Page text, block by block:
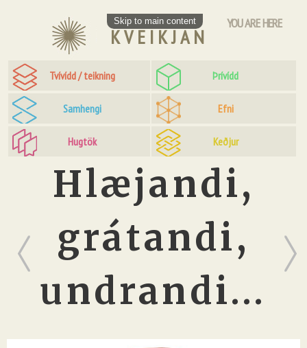
Skip to main content
KVEIKJAN
Tvívídd / teikning Þrívídd
Samhengi Efni
Hugtök Keðjur
YOU ARE HERE
Hlæjandi,
grátandi,
undrandi...
Prev Next